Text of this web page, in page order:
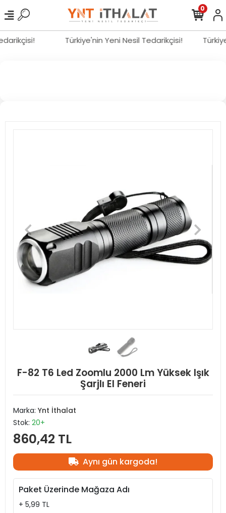
Türkiye'nin Yeni Nesil Tedarikçisi!
0
F-82 T6 Led Zoomlu 2000 Lm Yüksek Işık
Şarjlı El Feneri
Marka: Ynt İthalat
Stok: 20+
860,42 TL
Aynı gün kargoda!
Paket Üzerinde Mağaza Adı
+ 5,99 TL